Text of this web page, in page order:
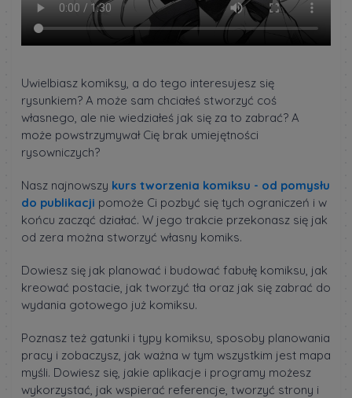
Uwielbiasz komiksy, a do tego interesujesz się
rysunkiem? A może sam chciałeś stworzyć coś
własnego, ale nie wiedziałeś jak się za to zabrać? A
może powstrzymywał Cię brak umiejętności
rysowniczych?
Nasz najnowszy kurs tworzenia komiksu - od pomysłu
do publikacji pomoże Ci pozbyć się tych ograniczeń i w
końcu zacząć działać. W jego trakcie przekonasz się jak
od zera można stworzyć własny komiks.
Dowiesz się jak planować i budować fabułę komiksu, jak
kreować postacie, jak tworzyć tła oraz jak się zabrać do
wydania gotowego już komiksu.
Poznasz też gatunki i typy komiksu, sposoby planowania
pracy i zobaczysz, jak ważna w tym wszystkim jest mapa
myśli. Dowiesz się, jakie aplikacje i programy możesz
wykorzystać, jak wspierać referencje, tworzyć strony i